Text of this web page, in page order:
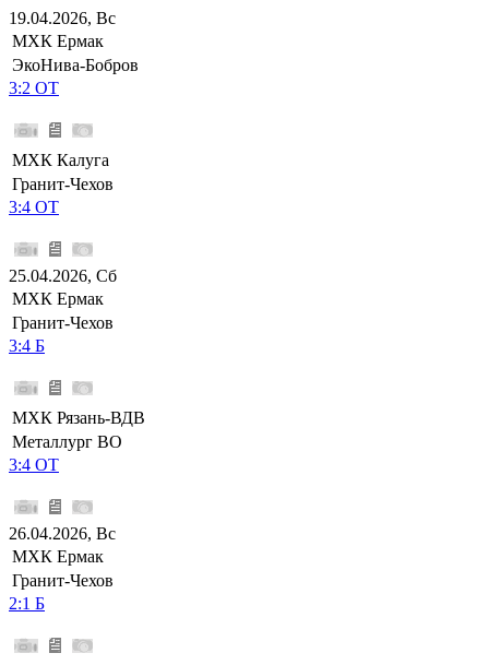
19.04.2026, Вс
МХК Ермак
ЭкоНива-Бобров
3:2 ОТ
МХК Калуга
Гранит-Чехов
3:4 ОТ
25.04.2026, Сб
МХК Ермак
Гранит-Чехов
3:4 Б
МХК Рязань-ВДВ
Металлург ВО
3:4 ОТ
26.04.2026, Вс
МХК Ермак
Гранит-Чехов
2:1 Б